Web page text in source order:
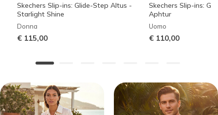
Skechers Slip-ins: Glide-Step Altus -
Starlight Shine
Donna
€ 115,00
Skechers Slip-ins:
Aphtur
Uomo
€ 110,00